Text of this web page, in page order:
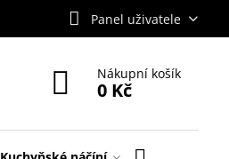
Panel uživatele
Nákupní košík
0 Kč